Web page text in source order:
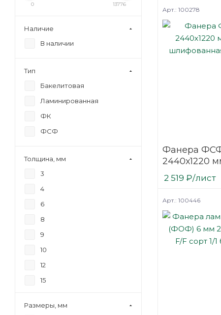
Фанера
2440х1220
березовая
Арт.: 100278
2 519 ₽/лист
Арт.: 100446
0 13776
Наличие
В наличии
Тип
Бакелитовая
Ламинированная
ФК
ФСФ
Толщина, мм
3
4
6
8
9
10
12
15
Размеры, мм